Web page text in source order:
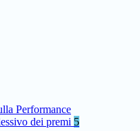
Performance
dei premi 5